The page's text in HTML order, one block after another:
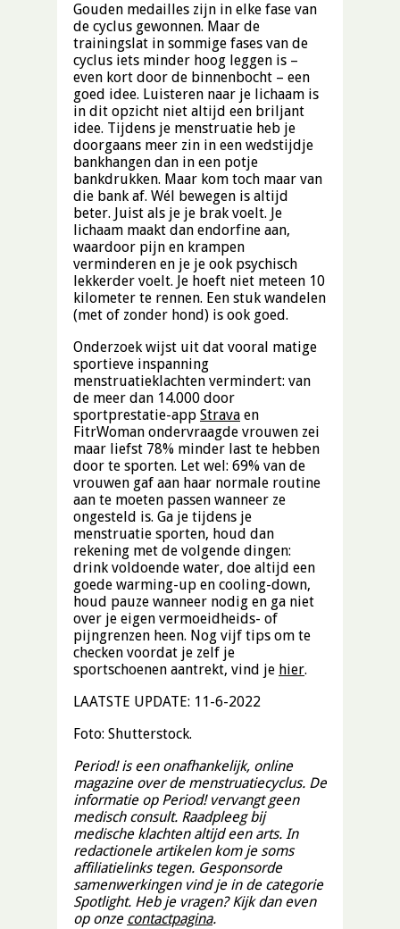
Gouden medailles zijn in elke fase van
de cyclus gewonnen. Maar de
trainingslat in sommige fases van de
cyclus iets minder hoog leggen is –
even kort door de binnenbocht – een
goed idee. Luisteren naar je lichaam is
in dit opzicht niet altijd een briljant
idee. Tijdens je menstruatie heb je
doorgaans meer zin in een wedstijdje
bankhangen dan in een potje
bankdrukken. Maar kom toch maar van
die bank af. Wél bewegen is altijd
beter. Juist als je je brak voelt. Je
lichaam maakt dan endorfine aan,
waardoor pijn en krampen
verminderen en je je ook psychisch
lekkerder voelt. Je hoeft niet meteen 10
kilometer te rennen. Een stuk wandelen
(met of zonder hond) is ook goed.
Onderzoek wijst uit dat vooral matige
sportieve inspanning
menstruatieklachten vermindert: van
de meer dan 14.000 door
sportprestatie-app Strava en
FitrWoman ondervraagde vrouwen zei
maar liefst 78% minder last te hebben
door te sporten. Let wel: 69% van de
vrouwen gaf aan haar normale routine
aan te moeten passen wanneer ze
ongesteld is. Ga je tijdens je
menstruatie sporten, houd dan
rekening met de volgende dingen:
drink voldoende water, doe altijd een
goede warming-up en cooling-down,
houd pauze wanneer nodig en ga niet
over je eigen vermoeidheids- of
pijngrenzen heen. Nog vijf tips om te
checken voordat je zelf je
sportschoenen aantrekt, vind je hier.
LAATSTE UPDATE: 11-6-2022
Foto: Shutterstock.
Period! is een onafhankelijk, online
magazine over de menstruatiecyclus. De
informatie op Period! vervangt geen
medisch consult. Raadpleeg bij
medische klachten altijd een arts. In
redactionele artikelen kom je soms
affiliatielinks tegen. Gesponsorde
samenwerkingen vind je in de categorie
Spotlight. Heb je vragen? Kijk dan even
op onze contactpagina.